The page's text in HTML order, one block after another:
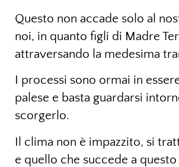
Questo non accade solo al
noi, in quanto figli di Madre
attraversando la medesima
I processi sono ormai in
palese e basta guardarsi
scorgerlo.
Il clima non è impazzito, si
e quello che succede a